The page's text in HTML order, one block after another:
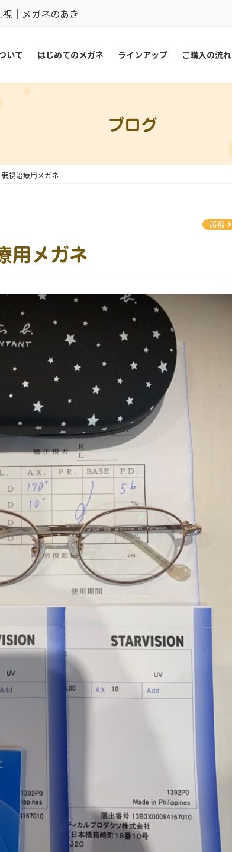
｜メガネのあき
いて はじめてのメガネ ラインアップ ご購入の流れ
ブログ
視治療用メガネ
弱視
用メガネ